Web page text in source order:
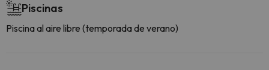
Piscinas
Piscina al aire libre (temporada de verano)